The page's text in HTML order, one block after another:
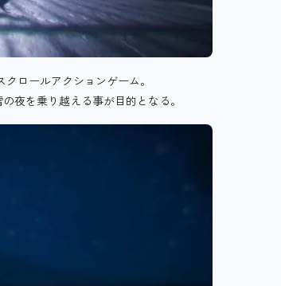
クロールアクションゲーム。
夜を乗り越える事が目的となる。